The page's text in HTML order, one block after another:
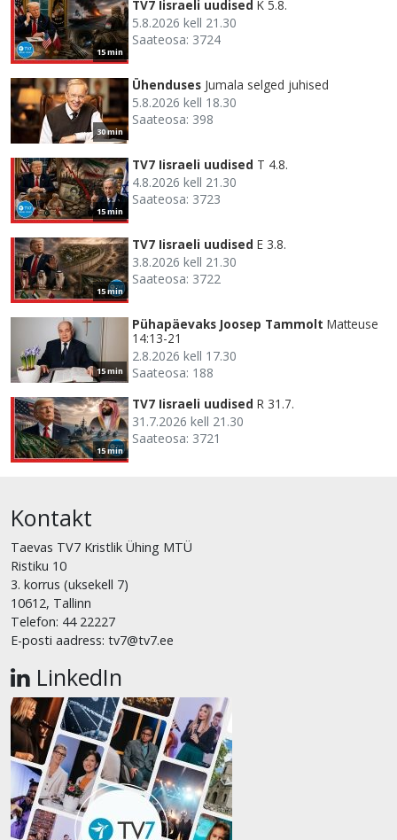
15 min
TV7 Iisraeli uudised K 5.8.
5.8.2026 kell 21.30
Saateosa: 3724
30 min
Ühenduses Jumala selged juhised
5.8.2026 kell 18.30
Saateosa: 398
15 min
TV7 Iisraeli uudised T 4.8.
4.8.2026 kell 21.30
Saateosa: 3723
15 min
TV7 Iisraeli uudised E 3.8.
3.8.2026 kell 21.30
Saateosa: 3722
15 min
Pühapäevaks Joosep Tammolt Matteuse
14:13-21
2.8.2026 kell 17.30
Saateosa: 188
15 min
TV7 Iisraeli uudised R 31.7.
31.7.2026 kell 21.30
Saateosa: 3721
Kontakt
Taevas TV7 Kristlik Ühing MTÜ
Ristiku 10
3. korrus (uksekell 7)
10612, Tallinn
Telefon: 44 22227
E-posti aadress: tv7@tv7.ee
LinkedIn